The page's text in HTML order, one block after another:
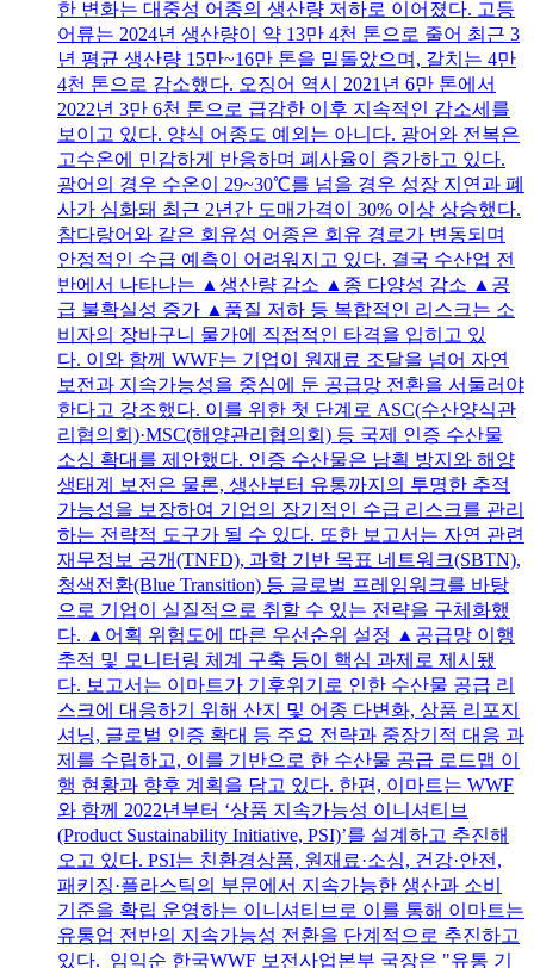
한 변화는 대중성 어종의 생산량 저하로 이어졌다. 고등
어류는 2024년 생산량이 약 13만 4천 톤으로 줄어 최근 3
년 평균 생산량 15만~16만 톤을 밑돌았으며, 갈치는 4만
4천 톤으로 감소했다. 오징어 역시 2021년 6만 톤에서
2022년 3만 6천 톤으로 급감한 이후 지속적인 감소세를
보이고 있다. 양식 어종도 예외는 아니다. 광어와 전복은
고수온에 민감하게 반응하며 폐사율이 증가하고 있다.
광어의 경우 수온이 29~30℃를 넘을 경우 성장 지연과 폐
사가 심화돼 최근 2년간 도매가격이 30% 이상 상승했다.
참다랑어와 같은 회유성 어종은 회유 경로가 변동되며
안정적인 수급 예측이 어려워지고 있다. 결국 수산업 전
반에서 나타나는 ▲생산량 감소 ▲종 다양성 감소 ▲공
급 불확실성 증가 ▲품질 저하 등 복합적인 리스크는 소
비자의 장바구니 물가에 직접적인 타격을 입히고 있
다. 이와 함께 WWF는 기업이 원재료 조달을 넘어 자연
보전과 지속가능성을 중심에 둔 공급망 전환을 서둘러야
한다고 강조했다. 이를 위한 첫 단계로 ASC(수산양식관
리협의회)·MSC(해양관리협의회) 등 국제 인증 수산물
소싱 확대를 제안했다. 인증 수산물은 남획 방지와 해양
생태계 보전은 물론, 생산부터 유통까지의 투명한 추적
가능성을 보장하여 기업의 장기적인 수급 리스크를 관리
하는 전략적 도구가 될 수 있다. 또한 보고서는 자연 관련
재무정보 공개(TNFD), 과학 기반 목표 네트워크(SBTN),
청색전환(Blue Transition) 등 글로벌 프레임워크를 바탕
으로 기업이 실질적으로 취할 수 있는 전략을 구체화했
다. ▲어획 위험도에 따른 우선순위 설정 ▲공급망 이행
추적 및 모니터링 체계 구축 등이 핵심 과제로 제시됐
다. 보고서는 이마트가 기후위기로 인한 수산물 공급 리
스크에 대응하기 위해 산지 및 어종 다변화, 상품 리포지
셔닝, 글로벌 인증 확대 등 주요 전략과 중장기적 대응 과
제를 수립하고, 이를 기반으로 한 수산물 공급 로드맵 이
행 현황과 향후 계획을 담고 있다. 한편, 이마트는 WWF
와 함께 2022년부터 ‘상품 지속가능성 이니셔티브
(Product Sustainability Initiative, PSI)’를 설계하고 추진해
오고 있다. PSI는 친환경상품, 원재료·소싱, 건강·안전,
패키징·플라스틱의 부문에서 지속가능한 생산과 소비
기준을 확립 운영하는 이니셔티브로 이를 통해 이마트는
유통업 전반의 지속가능성 전환을 단계적으로 추진하고
있다. 임익순 한국WWF 보전사업본부 국장은 "유통 기